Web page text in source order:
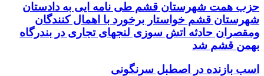
حزب همت شهرستان قشم طی نامه ایی به دادستان
شهرستان قشم خواستار برخورد با اهمال کنندگان
ومقصران حادثه اتش سوزی لنجهای تجاری در بندرگاه
بهمن قشم شد
اسب بازنده در اصطبل سرنگونی